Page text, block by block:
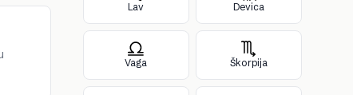
Lav Devica
Vaga Škorpija